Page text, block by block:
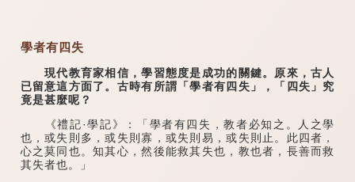
學者有四失
現代教育家相信，學習態度是成功的關鍵。原來，古人
已留意這方面了。古時有所謂「學者有四失」，「四失」究
竟是甚麼呢？
《禮記·學記》：「學者有四失，教者必知之。人之學
也，或失則多，或失則寡，或失則易，或失則止。此四者，
心之莫同也。知其心，然後能救其失也，教也者，長善而救
其失者也。」